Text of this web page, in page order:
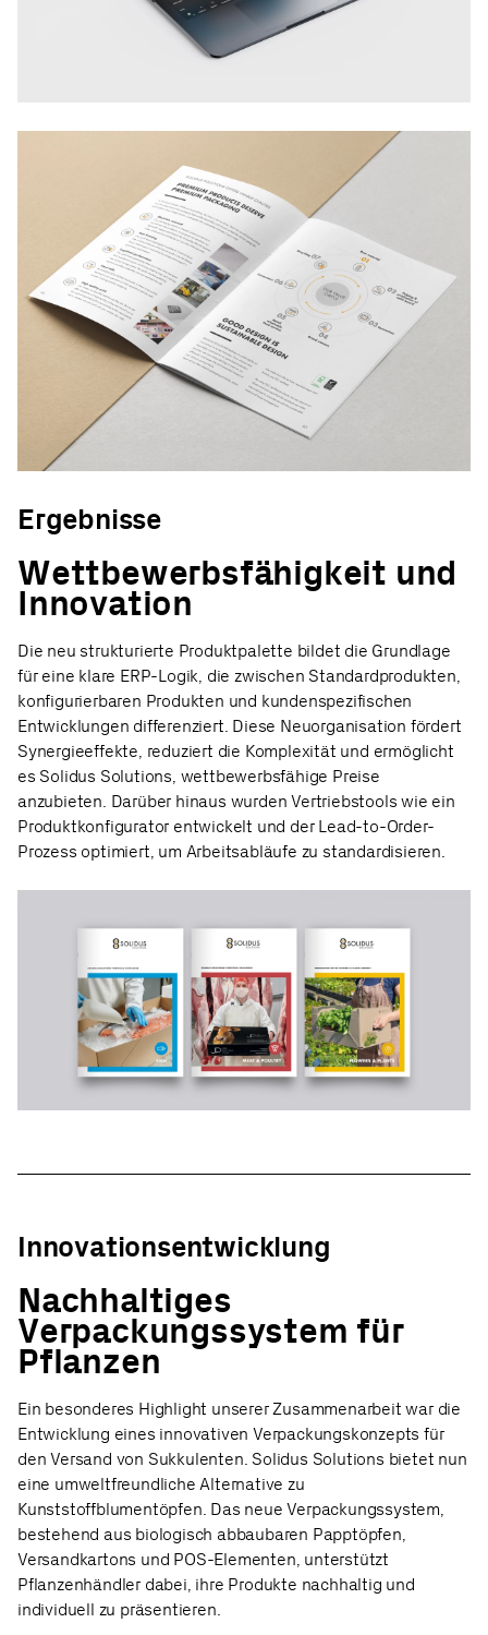
Ergebnisse
Wettbewerbsfähigkeit und
Innovation
Die neu strukturierte Produktpalette bildet die Grundlage
für eine klare ERP-Logik, die zwischen Standardprodukten,
konfigurierbaren Produkten und kundenspezifischen
Entwicklungen differenziert. Diese Neuorganisation fördert
Synergieeffekte, reduziert die Komplexität und ermöglicht
es Solidus Solutions, wettbewerbsfähige Preise
anzubieten. Darüber hinaus wurden Vertriebstools wie ein
Produktkonfigurator entwickelt und der Lead-to-Order-
Prozess optimiert, um Arbeitsabläufe zu standardisieren.
Innovationsentwicklung
Nachhaltiges
Verpackungssystem für
Pflanzen
Ein besonderes Highlight unserer Zusammenarbeit war die
Entwicklung eines innovativen Verpackungskonzepts für
den Versand von Sukkulenten. Solidus Solutions bietet nun
eine umweltfreundliche Alternative zu
Kunststoffblumentöpfen. Das neue Verpackungssystem,
bestehend aus biologisch abbaubaren Papptöpfen,
Versandkartons und POS-Elementen, unterstützt
Pflanzenhändler dabei, ihre Produkte nachhaltig und
individuell zu präsentieren.